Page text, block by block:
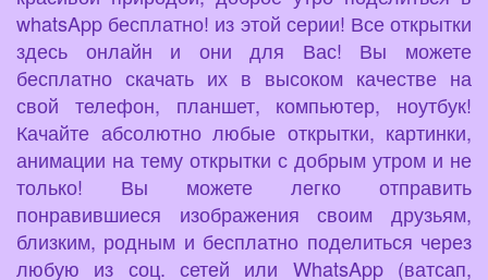
whatsApp бесплатно! из этой серии! Все открытки
здесь онлайн и они для Вас! Вы можете
бесплатно скачать их в высоком качестве на
свой телефон, планшет, компьютер, ноутбук!
Качайте абсолютно любые открытки, картинки,
анимации на тему открытки с добрым утром и не
только! Вы можете легко отправить
понравившиеся изображения своим друзьям,
близким, родным и бесплатно поделиться через
любую из соц. сетей или WhatsApp (ватсап,